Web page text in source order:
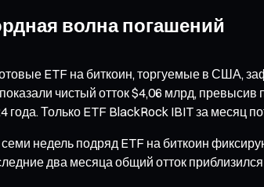
волна погашений
ETF на биткоин, торгуемые в США,
чистый отток $4,06 млрд,
Только ETF BlackRock IBIT за месяц
недель подряд ETF на биткоин
два месяца общий отток